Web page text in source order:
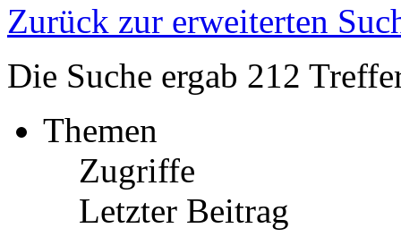
Zurück zur erweiterten
Die Suche ergab 212
Themen
Zugriffe
Letzter Beitrag